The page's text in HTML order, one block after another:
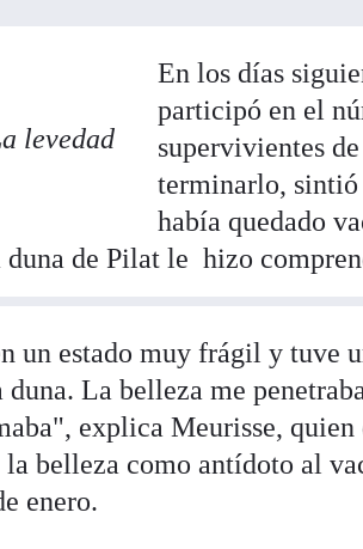
levedad
En los días
participó en el
supervivientes
terminarlo, sintió
había quedado
duna de Pilat le hizo
un estado muy frágil y tuve
La belleza me
explica Meurisse, quien
la belleza como antídoto al
enero.